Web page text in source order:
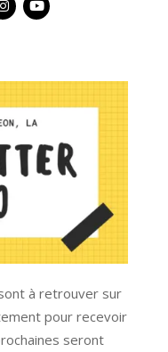
à retrouver sur
pour recevoir
seront